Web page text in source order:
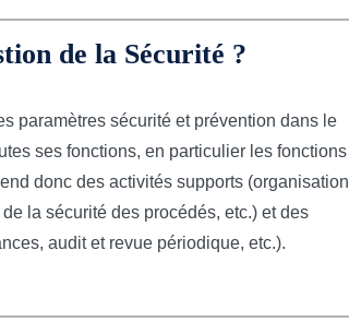
de la Sécurité ?
paramètres sécurité et prévention dans le
ses fonctions, en particulier les fonctions
donc des activités supports (organisation
la sécurité des procédés, etc.) et des
audit et revue périodique, etc.).